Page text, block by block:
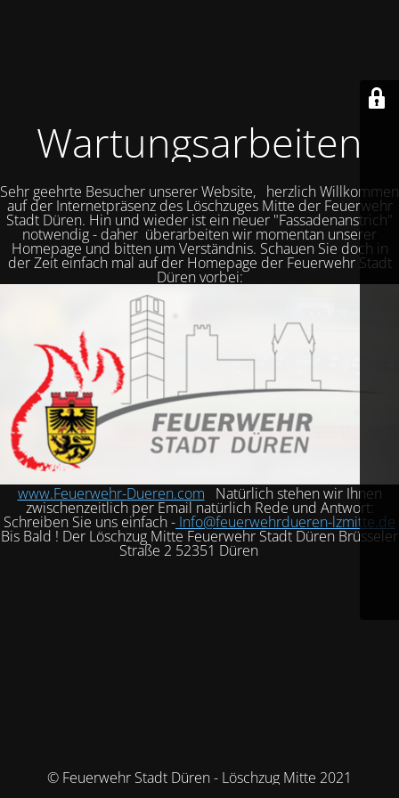
Wartungsarbeiten
Sehr geehrte Besucher unserer Website, herzlich Willkommen
auf der Internetpräsenz des Löschzuges Mitte der Feuerwehr
Stadt Düren. Hin und wieder ist ein neuer "Fassadenanstrich"
notwendig - daher überarbeiten wir momentan unserer
Homepage und bitten um Verständnis. Schauen Sie doch in
der Zeit einfach mal auf der Homepage der Feuerwehr Stadt
Düren vorbei:
www.Feuerwehr-Dueren.com Natürlich stehen wir Ihnen
zwischenzeitlich per Email natürlich Rede und Antwort:
Schreiben Sie uns einfach - Info@feuerwehrdueren-lzmitte.de
Bis Bald ! Der Löschzug Mitte Feuerwehr Stadt Düren Brüsseler
Straße 2 52351 Düren
© Feuerwehr Stadt Düren - Löschzug Mitte 2021